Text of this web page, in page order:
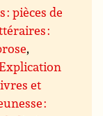
pièces de
:
,
et
: